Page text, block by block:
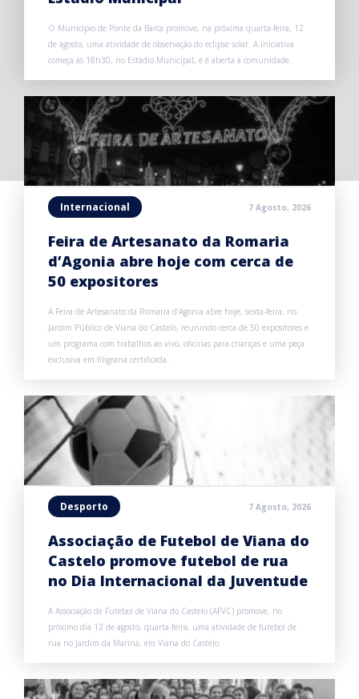
O Município de Ponte da Barca promove, na próxima quarta-feira, 12
de agosto, uma atividade de observação do eclipse solar. A iniciativa
começa às 18h30, no Estádio Municipal, e é aberta à comunidade.
Internacional 7 Agosto, 2026
Feira de Artesanato da Romaria
d’Agonia abre hoje com cerca de
50 expositores
A Feira de Artesanato da Romaria d’Agonia abre hoje, sexta-feira, no
Jardim Público de Viana do Castelo, reunindo cerca de 50 expositores e
um programa com trabalhos ao vivo, oficinas para crianças e uma peça
exclusiva em filigrana certificada.
Desporto 7 Agosto, 2026
Associação de Futebol de Viana do
Castelo promove futebol de rua
no Dia Internacional da Juventude
A Associação de Futebol de Viana do Castelo (AFVC) promove, no
próximo dia 12 de agosto, quarta-feira, uma atividade de futebol de
rua no Jardim da Marina, em Viana do Castelo.